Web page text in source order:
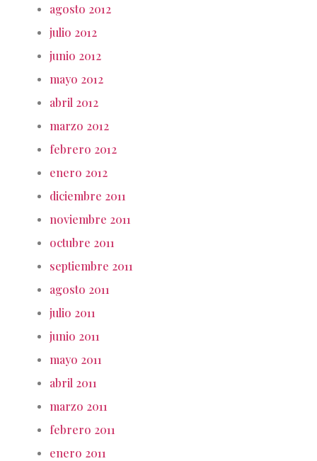
agosto 2012
julio 2012
junio 2012
mayo 2012
abril 2012
marzo 2012
febrero 2012
enero 2012
diciembre 2011
noviembre 2011
octubre 2011
septiembre 2011
agosto 2011
julio 2011
junio 2011
mayo 2011
abril 2011
marzo 2011
febrero 2011
enero 2011